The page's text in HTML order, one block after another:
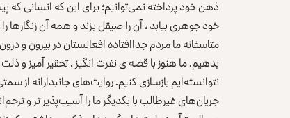
ذهن خود پرداخته نمی‌توانیم؛ برای این که انسانی
خود جوهری بیابد ، آن را صیقل بزند و همه آن زنگارها را
متاسفانه ما مردم جداافتاده افغانستان در بیرون و
بدهیم. ما هنوز با قصه ی نفرت انگیز ، تحقیر آمیز و
نتوانسته‌ایم بازسازی کنیم. روایت‌های جانبدارانه از
جریان‌های غیرطالب با یکدیگر ما را آسیب‌پذیر تر و